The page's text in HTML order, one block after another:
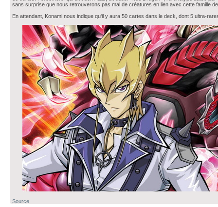
sans surprise que nous retrouverons pas mal de créatures en lien avec cette famille
En attendant, Konami nous indique qu'il y aura 50 cartes dans le deck, dont 5 ultra-
Source